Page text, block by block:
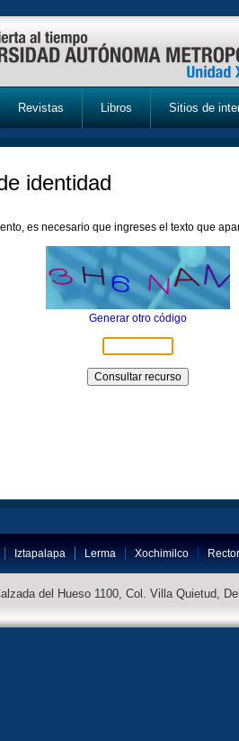
Revistas Libros Sitios de
identidad
es necesario que ingreses el texto que
Generar otro código
Iztapalapa Lerma Xochimilco
del Hueso 1100, Col. Villa Quietud,